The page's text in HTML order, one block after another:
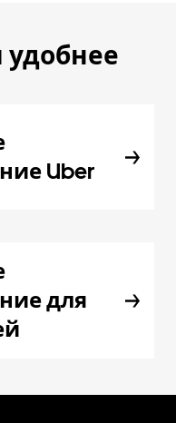
Uber
для